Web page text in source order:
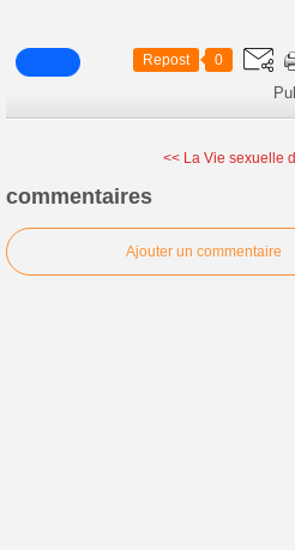
Repost 0
<< La Vie sexuelle
commentaires
Ajouter un commentaire